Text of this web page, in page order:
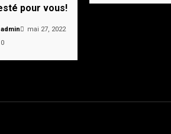
pour vous!
admin
mai 27, 2022
0